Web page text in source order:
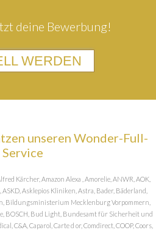
deine Bewerbung!
WERDEN
unseren Wonder-Full-
Service
Kärcher, Amazon Alexa , Amorelie, ANWR, AOK,
Asklepios Kliniken, Astra, Bader, Bäderland,
Bildungsministerium Mecklenburg Vorpommern,
BOSCH, Bud Light, Bundesamt für Sicherheit und
C&A, Caparol, Carte d or, Comdirect, COOP, Coors,